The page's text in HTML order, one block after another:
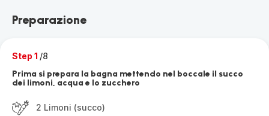
Preparazione
Step 1 /8
Prima si prepara la bagna mettendo nel boccale il succo
dei limoni, acqua e lo zucchero
2 Limoni (succo)